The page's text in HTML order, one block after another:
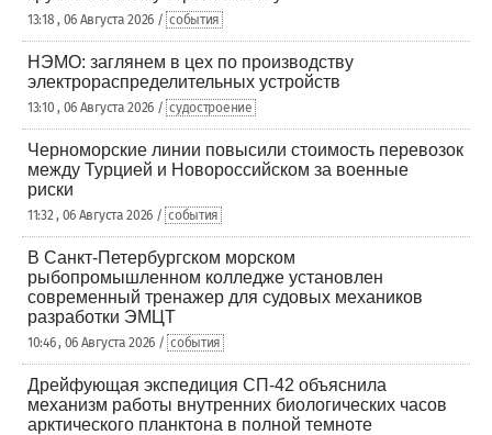
13:18 , 06 Августа 2026 / события
НЭМО: заглянем в цех по производству
электрораспределительных устройств
13:10 , 06 Августа 2026 / судостроение
Черноморские линии повысили стоимость перевозок
между Турцией и Новороссийском за военные
риски
11:32 , 06 Августа 2026 / события
В Санкт-Петербургском морском
рыбопромышленном колледже установлен
современный тренажер для судовых механиков
разработки ЭМЦТ
10:46 , 06 Августа 2026 / события
Дрейфующая экспедиция СП-42 объяснила
механизм работы внутренних биологических часов
арктического планктона в полной темноте